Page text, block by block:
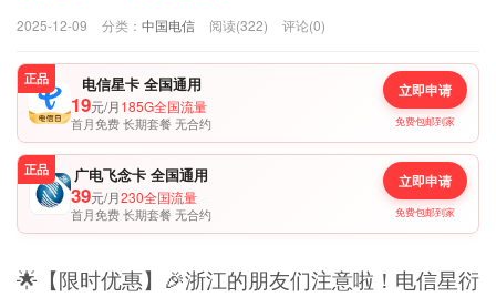
2025-12-09 分类： 中国电信 阅读(322) 评论(0)
正品 电信星卡 全国通用
19元/月185G全国流量
首月免费 长期套餐 无合约
立即申请
免费包邮到家
正品 广电飞念卡 全国通用
39元/月230全国流量
首月免费 长期套餐 无合约
立即申请
免费包邮到家
🌟【限时优惠】🎉浙江的朋友们注意啦！电信星衍